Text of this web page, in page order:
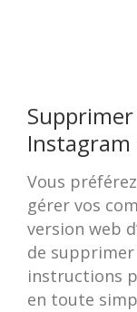
Vous
gérer vos
version web
de supprimer
instructions
en toute